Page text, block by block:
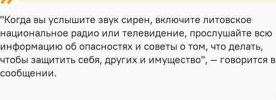
"Когда вы услышите звук сирен, включите литовское
национальное радио или телевидение, прослушайте всю
информацию об опасностях и советы о том, что делать,
чтобы защитить себя, других и имущество", — говорится в
сообщении.